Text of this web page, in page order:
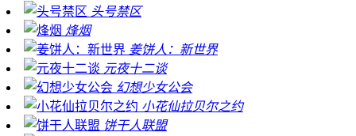
头号禁区
烽烟
姜饼人：新世界
元夜十二谈
幻想少女公会
小花仙拉贝尔之约
饼干人联盟